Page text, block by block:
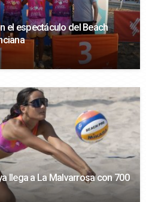
el espectáculo del Beach
llega a La Malvarrosa con 700